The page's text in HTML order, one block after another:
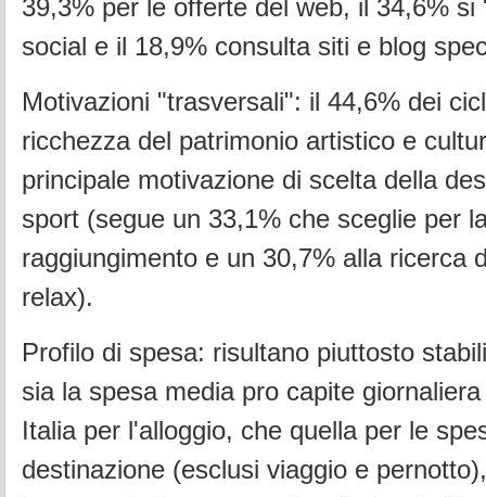
39,3% per le offerte del web, il 34,6% si
social e il 18,9% consulta siti e blog
Motivazioni "trasversali": il 44,6% dei
ricchezza del patrimonio artistico e
principale motivazione di scelta della
sport (segue un 33,1% che sceglie per
raggiungimento e un 30,7% alla ricerca
relax).
Profilo di spesa: risultano piuttosto
sia la spesa media pro capite
Italia per l'alloggio, che quella per le
destinazione (esclusi viaggio e